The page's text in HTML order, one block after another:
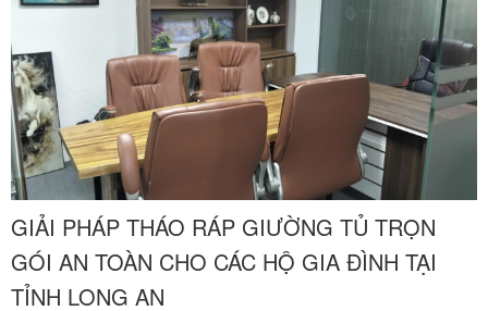
GIẢI PHÁP THÁO RÁP GIƯỜNG TỦ TRỌN
GÓI AN TOÀN CHO CÁC HỘ GIA ĐÌNH TẠI
TỈNH LONG AN